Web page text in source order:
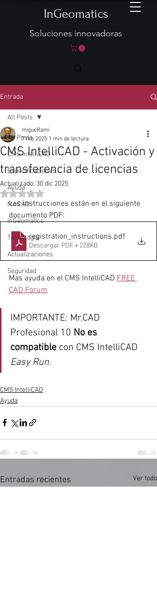
InGeomatics
Soluciones innovadoras
Entrada
All Posts
CMS IntelliCAD
Especificaciones
Ayuda
Mr.CAD
InGeomatics
Tecnología
Actualizaciones
Seguridad
All Posts
CMS IntelliCAD - Activación y
transferencia de licencias
migueRami
7 feb 2025 1 min de lectura
Actualizado: 30 dic 2025
Obtuvo NaN de 5 estrellas.
Las instrucciones están en el siguiente
documento PDF:
registration_instructions.pdf
Descargar PDF • 228KB
Mas ayuda en el CMS IntelliCAD FREE
CAD Forum
IMPORTANTE: Mr.CAD
Profesional 10 No es
compatible con CMS IntelliCAD
Easy Run.
CMS IntelliCAD
Ayuda
Entradas recientes Ver todo